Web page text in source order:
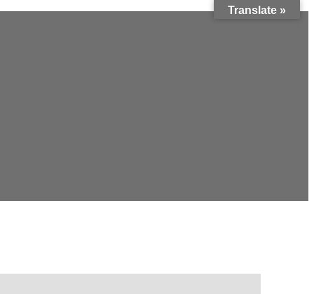
Translate »